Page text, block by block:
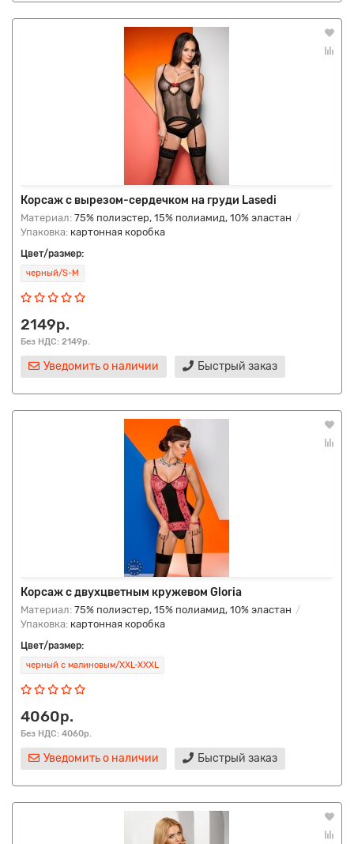
Корсаж с вырезом-сердечком на груди Lasedi
Материал: 75% полиэстер, 15% полиамид, 10% эластан
Упаковка: картонная коробка
Цвет/размер:
черный/S-M
2149р.
Без НДС: 2149р.
Уведомить о наличии Быстрый заказ
Корсаж с двухцветным кружевом Gloria
Материал: 75% полиэстер, 15% полиамид, 10% эластан
Упаковка: картонная коробка
Цвет/размер:
черный с малиновым/XXL-XXXL
4060р.
Без НДС: 4060р.
Уведомить о наличии Быстрый заказ